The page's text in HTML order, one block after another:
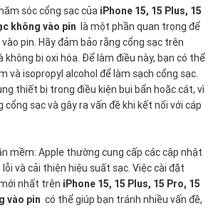
sóc cổng sạc của iPhone 15, 15 Plus, 15
không vào pin là một phần quan trọng để
pin. Hãy đảm bảo rằng cổng sạc trên
không bị oxi hóa. Để làm điều này, bạn có thể
và isopropyl alcohol để làm sạch cổng sạc.
thiết bị trong điều kiện bụi bẩn hoặc cát, vì
sạc và gây ra vấn đề khi kết nối với cáp
mềm: Apple thường cung cấp các cập nhật
và cải thiện hiệu suất sạc. Việc cài đặt
nhất trên iPhone 15, 15 Plus, 15 Pro, 15
vào pin có thể giúp bạn tránh nhiều vấn đề,